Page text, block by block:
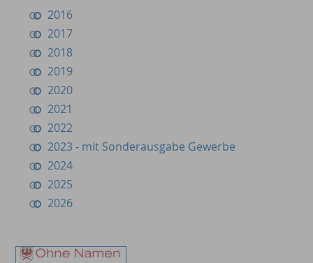
2016
2017
2018
2019
2020
2021
2022
2023 - mit Sonderausgabe Gewerbe
2024
2025
2026